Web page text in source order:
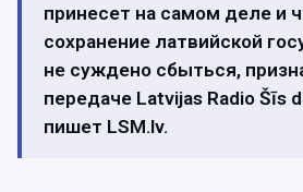
принесет на самом деле и
сохранение латвийской
не суждено сбыться,
передаче Latvijas Radio Šīs
пишет LSM.lv.